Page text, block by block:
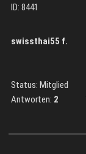
ID: 8441
swissthai55 f.
Status: Mitglied
Antworten: 2